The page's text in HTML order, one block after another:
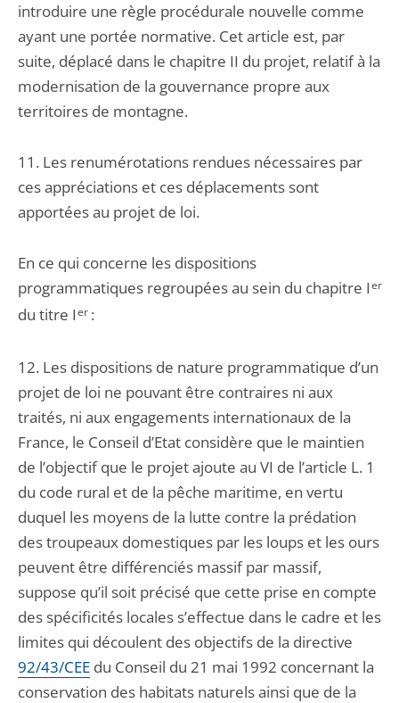
introduire une règle procédurale nouvelle comme
ayant une portée normative. Cet article est, par
suite, déplacé dans le chapitre II du projet, relatif à la
modernisation de la gouvernance propre aux
territoires de montagne.
11. Les renumérotations rendues nécessaires par
ces appréciations et ces déplacements sont
apportées au projet de loi.
En ce qui concerne les dispositions
programmatiques regroupées au sein du chapitre Ier
du titre Ier:
12. Les dispositions de nature programmatique d’un
projet de loi ne pouvant être contraires ni aux
traités, ni aux engagements internationaux de la
France, le Conseil d’Etat considère que le maintien
de l’objectif que le projet ajoute au VI de l’article L. 1
du code rural et de la pêche maritime, en vertu
duquel les moyens de la lutte contre la prédation
des troupeaux domestiques par les loups et les ours
peuvent être différenciés massif par massif,
suppose qu’il soit précisé que cette prise en compte
des spécificités locales s’effectue dans le cadre et les
limites qui découlent des objectifs de la directive
92/43/CEE du Conseil du 21 mai 1992 concernant la
conservation des habitats naturels ainsi que de la